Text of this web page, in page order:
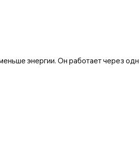
энергии. Он работает через